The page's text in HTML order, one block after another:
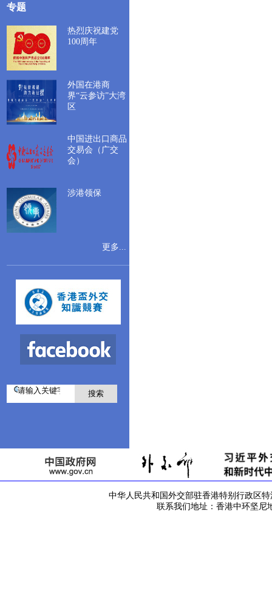
专题
热烈庆祝建党
100周年
外国在港商
界“云参访”大湾
区
中国进出口商品
交易会（广交
会）
涉港领保
更多...
中华人民共和国外交部驻香港特别行政区特
联系我们地址：香港中环坚尼